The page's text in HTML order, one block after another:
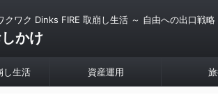
クワク Dinks FIRE 取崩し生活 ～ 自由への出口戦略
かけ
し生活 資産運用